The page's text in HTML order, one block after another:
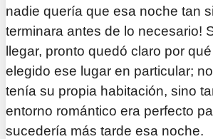
nadie quería que esa noche tan
terminara antes de lo necesario!
llegar, pronto quedó claro por
elegido ese lugar en particular;
tenía su propia habitación, sino
entorno romántico era perfecto
sucedería más tarde esa noche.